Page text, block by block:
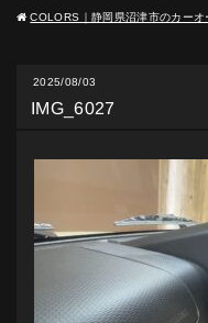
COLORS｜静岡県沼津市のカー
2025/08/03
IMG_6027